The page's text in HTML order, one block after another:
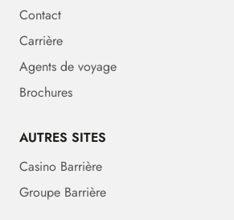
Contact
Carrière
Agents de voyage
Brochures
AUTRES SITES
Casino Barrière
Groupe Barrière